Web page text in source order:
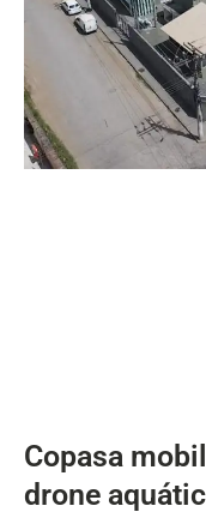
Copasa
drone